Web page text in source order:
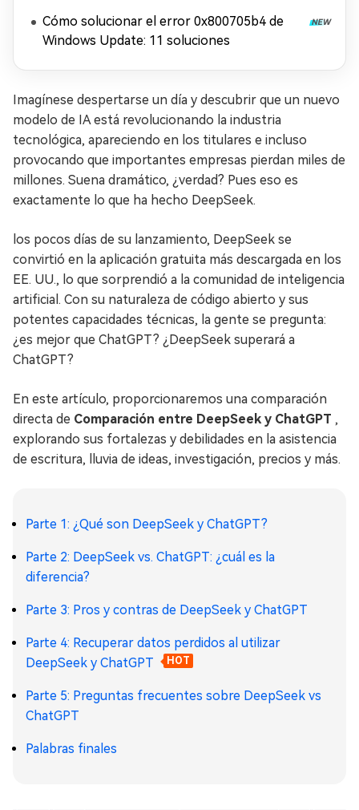
Cómo solucionar el error 0x800705b4 de
Windows Update: 11 soluciones
Imagínese despertarse un día y descubrir que un nuevo
modelo de IA está revolucionando la industria
tecnológica, apareciendo en los titulares e incluso
provocando que importantes empresas pierdan miles de
millones. Suena dramático, ¿verdad? Pues eso es
exactamente lo que ha hecho DeepSeek.
los pocos días de su lanzamiento, DeepSeek se
convirtió en la aplicación gratuita más descargada en los
EE. UU., lo que sorprendió a la comunidad de inteligencia
artificial. Con su naturaleza de código abierto y sus
potentes capacidades técnicas, la gente se pregunta:
¿es mejor que ChatGPT? ¿DeepSeek superará a
ChatGPT?
En este artículo, proporcionaremos una comparación
directa de Comparación entre DeepSeek y ChatGPT ,
explorando sus fortalezas y debilidades en la asistencia
de escritura, lluvia de ideas, investigación, precios y más.
Parte 1: ¿Qué son DeepSeek y ChatGPT?
Parte 2: DeepSeek vs. ChatGPT: ¿cuál es la
diferencia?
Parte 3: Pros y contras de DeepSeek y ChatGPT
Parte 4: Recuperar datos perdidos al utilizar
DeepSeek y ChatGPT
HOT
Parte 5: Preguntas frecuentes sobre DeepSeek vs
ChatGPT
Palabras finales